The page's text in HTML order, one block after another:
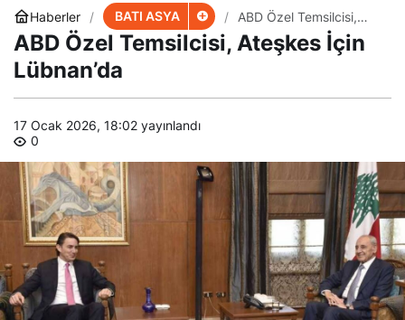
Haberler BATI ASYA
ABD Özel Temsilcisi,
Ateşkes İçin Lübnan’da
ABD Özel Temsilcisi, Ateşkes İçin
Lübnan’da
17 Ocak 2026, 18:02 yayınlandı
0